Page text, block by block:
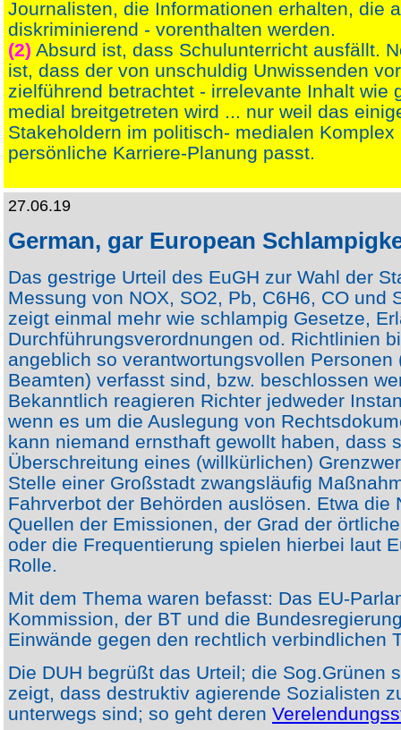
Journalisten, die Informationen erhalten, die
diskriminierend - vorenthalten werden.
(2) Absurd ist, dass Schulunterricht ausfällt.
ist, dass der von unschuldig Unwissenden
zielführend betrachtet - irrelevante Inhalt wie
medial breitgetreten wird ... nur weil das
Stakeholdern im politisch- medialen Komplex
persönliche Karriere-Planung passt.
27.06.19
German, gar European
Das gestrige Urteil des EuGH zur Wahl der
Messung von NOX, SO2, Pb, C6H6, CO und
zeigt einmal mehr wie schlampig Gesetze,
Durchführungsverordnungen od. Richtlinien
angeblich so verantwortungsvollen Personen
Beamten) verfasst sind, bzw. beschlossen
Bekanntlich reagieren Richter jedweder
wenn es um die Auslegung von
kann niemand ernsthaft gewollt haben, dass
Überschreitung eines (willkürlichen)
Stelle einer Großstadt zwangsläufig
Fahrverbot der Behörden auslösen. Etwa die
Quellen der Emissionen, der Grad der
oder die Frequentierung spielen hierbei laut
Rolle.
Mit dem Thema waren befasst: Das EU-
Kommission, der BT und die
Einwände gegen den rechtlich verbindlichen
Die DUH begrüßt das Urteil; die Sog.Grünen
zeigt, dass destruktiv agierende Sozialisten
unterwegs sind; so geht deren